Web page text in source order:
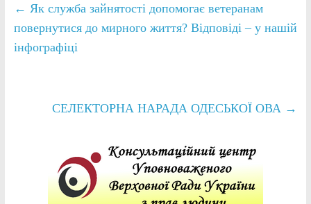
← Як служба зайнятості допомогає ветеранам
повернутися до мирного життя? Відповіді – у нашій
інфографіці
СЕЛЕКТОРНА НАРАДА ОДЕСЬКОЇ ОВА →